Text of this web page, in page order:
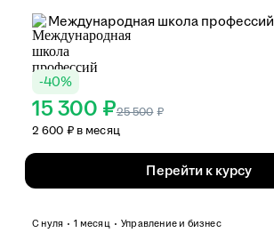
Международная школа профессий
-40%
15 300 ₽25 500 ₽
2 600 ₽ в месяц
Перейти к курсу
С нуля 1 месяц Управление и бизнес